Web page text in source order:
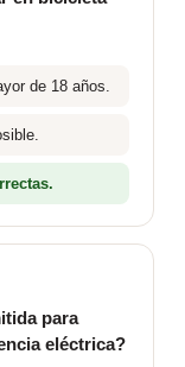
de 18 años.
para
eléctrica?